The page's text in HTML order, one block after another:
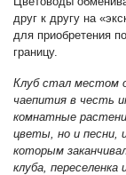
друг к другу на
для приобретения
границу.
Клуб стал местом
чаепития в честь
комнатные
цветы, но и песни,
которым
клуба,